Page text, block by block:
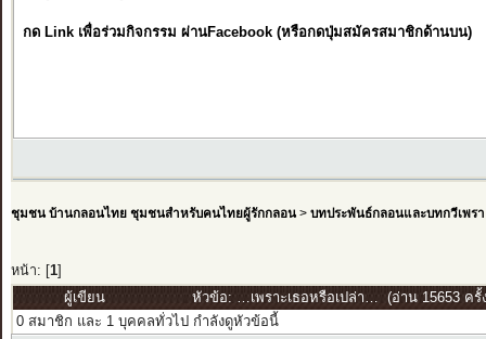
กด Link เพื่อร่วมกิจกรรม ผ่านFacebook (หรือกดปุ่มสมัครสมาชิกด้านบน)
ชุมชน บ้านกลอนไทย ชุมชนสำหรับคนไทยผู้รักกลอน> บทประพันธ์กลอนและบทกวีเพรา
หน้า: [ 1]
ผู้เขียน
หัวข้อ: …เพราะเธอหรือเปล่า… (อ่าน 15653 ครั้
0 สมาชิก และ 1 บุคคลทั่วไป กำลังดูหัวข้อนี้